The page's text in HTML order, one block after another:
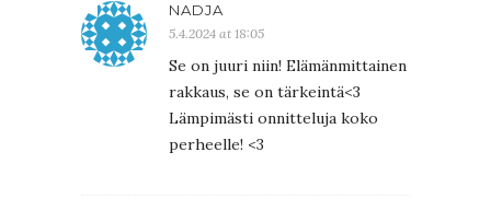
NADJA
5.4.2024 at 18:05
Se on juuri niin! Elämänmittainen
rakkaus, se on tärkeintä<3
Lämpimästi onnitteluja koko
perheelle! <3